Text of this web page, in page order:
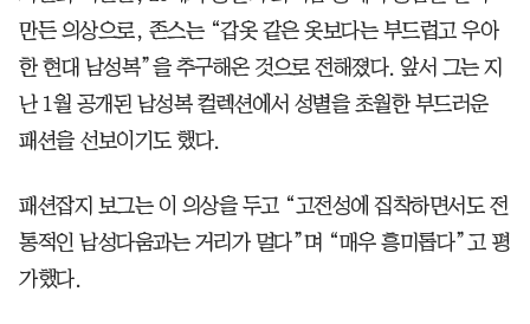
만든 의상으로, 존스는 “갑옷 같은 옷보다는 부드럽고 우아
한 현대 남성복”을 추구해온 것으로 전해졌다. 앞서 그는 지
난 1월 공개된 남성복 컬렉션에서 성별을 초월한 부드러운
패션을 선보이기도 했다.
패션잡지 보그는 이 의상을 두고 “고전성에 집착하면서도 전
통적인 남성다움과는 거리가 멀다”며 “매우 흥미롭다”고 평
가했다.